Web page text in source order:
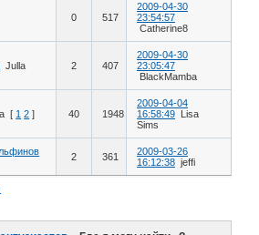
0 517
2009-04-30
23:54:57
Catherine8
Julla 2 407
2009-04-30
23:05:47
BlackMamba
[ 1 2 ] 40 1948
2009-04-04
16:58:49
Lisa
Sims
2 361
2009-03-26
16:12:38 jeffi